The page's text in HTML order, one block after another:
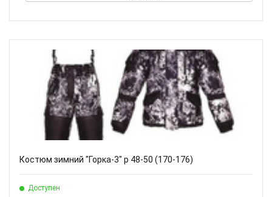
Костюм зимний "Горка-3" р 48-50 (170-176)
Доступен